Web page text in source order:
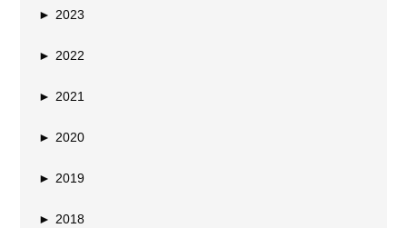
► 2023
► 2022
► 2021
► 2020
► 2019
► 2018